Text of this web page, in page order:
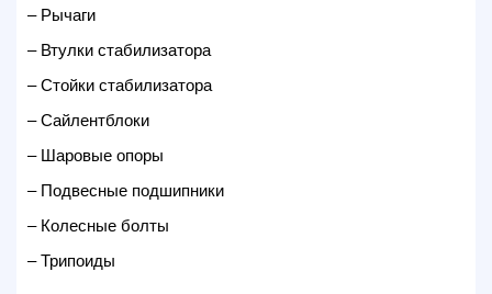
– Рычаги
– Втулки стабилизатора
– Стойки стабилизатора
– Сайлентблоки
– Шаровые опоры
– Подвесные подшипники
– Колесные болты
– Трипоиды